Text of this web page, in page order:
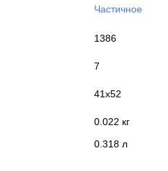
Частичное
1386
7
41х52
0.022 кг
0.318 л